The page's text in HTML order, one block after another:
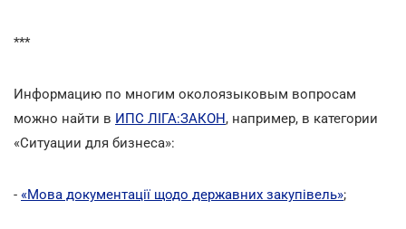
***
Информацию по многим околоязыковым вопросам
можно найти в ИПС ЛІГА:ЗАКОН, например, в категории
«Ситуации для бизнеса»:
- «Мова документації щодо державних закупівель»;